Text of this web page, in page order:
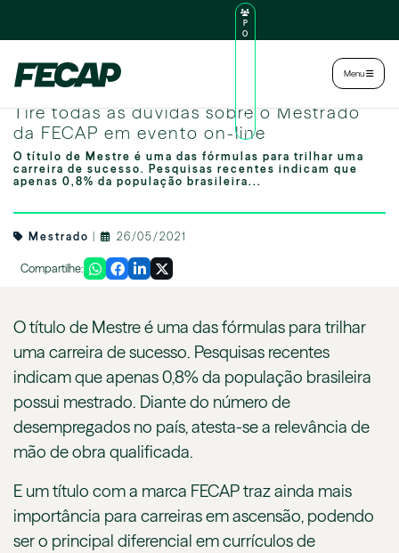
P
O
U
N
O
Menu
Tire todas as dúvidas sobre o Mestrado
da FECAP em evento on-line
O título de Mestre é uma das fórmulas para trilhar uma
carreira de sucesso. Pesquisas recentes indicam que
apenas 0,8% da população brasileira...
Mestrado 26/05/2021
Compartilhe:
O título de Mestre é uma das fórmulas para trilhar
uma carreira de sucesso. Pesquisas recentes
indicam que apenas 0,8% da população brasileira
possui mestrado. Diante do número de
desempregados no país, atesta-se a relevância de
mão de obra qualificada.
E um título com a marca FECAP traz ainda mais
importância para carreiras em ascensão, podendo
ser o principal diferencial em currículos de